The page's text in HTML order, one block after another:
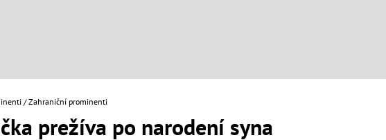
Zahraniční prominenti
prežíva po narodení syna